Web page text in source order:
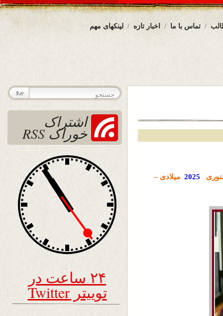
لینکهای مهم اخبار تازه تماس با ما
2025 میلادی –
اشتراک
خوراک RSS
۲۴ ساعت در
توییتر Twitter